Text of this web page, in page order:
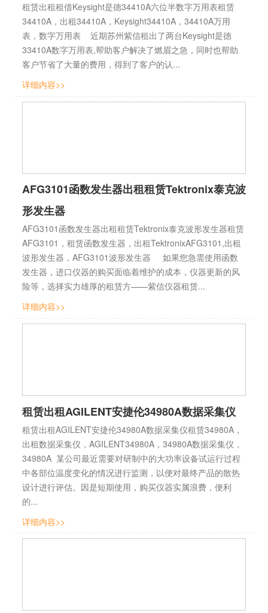
租赁出租租借Keysight是德34410A六位半数字万用表租赁
34410A，出租34410A，Keysight34410A，34410A万用
表，数字万用表 近期苏州紫信租出了两台Keysight是德
33410A数字万用表,帮助客户解决了燃眉之急，同时也帮助
客户节省了大量的费用，得到了客户的认...
详细内容>>
AFG3101函数发生器出租租赁Tektronix泰克波
形发生器
AFG3101函数发生器出租租赁Tektronix泰克波形发生器租赁
AFG3101，租赁函数发生器，出租TektronixAFG3101,出租
波形发生器，AFG3101波形发生器 如果您急需使用函数
发生器，进口仪器的购买面临着维护的成本，仪器更新的风
险等，选择实力雄厚的租赁方——紫信仪器租赁...
详细内容>>
租赁出租AGILENT安捷伦34980A数据采集仪
租赁出租AGILENT安捷伦34980A数据采集仪租赁34980A，
出租数据采集仪，AGILENT34980A，34980A数据采集仪，
34980A 某公司最近需要对研制中的大功率设备试运行过程
中各部位温度变化的情况进行监测，以便对最终产品的散热
设计进行评估。因是短期使用，购买仪器实属浪费，便利
的...
详细内容>>